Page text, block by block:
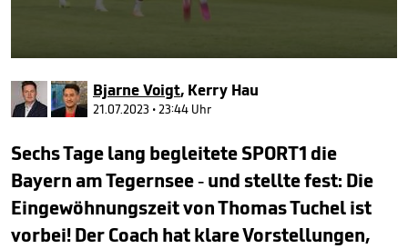
seconds
of
51
seconds
Bjarne Voigt, Kerry Hau
21.07.2023 • 23:44 Uhr
Sechs Tage lang begleitete SPORT1 die
Bayern am Tegernsee - und stellte fest: Die
Eingewöhnungszeit von Thomas Tuchel ist
vorbei! Der Coach hat klare Vorstellungen,